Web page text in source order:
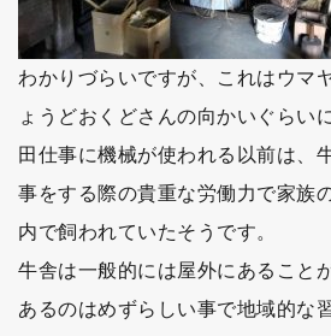
わかりづらいですが、これはウマ
ょうどおくどさんの向かいぐらい
田仕事に機械が使われる以前は、
事をする際の貴重な労働力で家族
内で飼われていたそうです。
牛舎は一般的には屋外にあること
あるのはめずらしい事で地域的な